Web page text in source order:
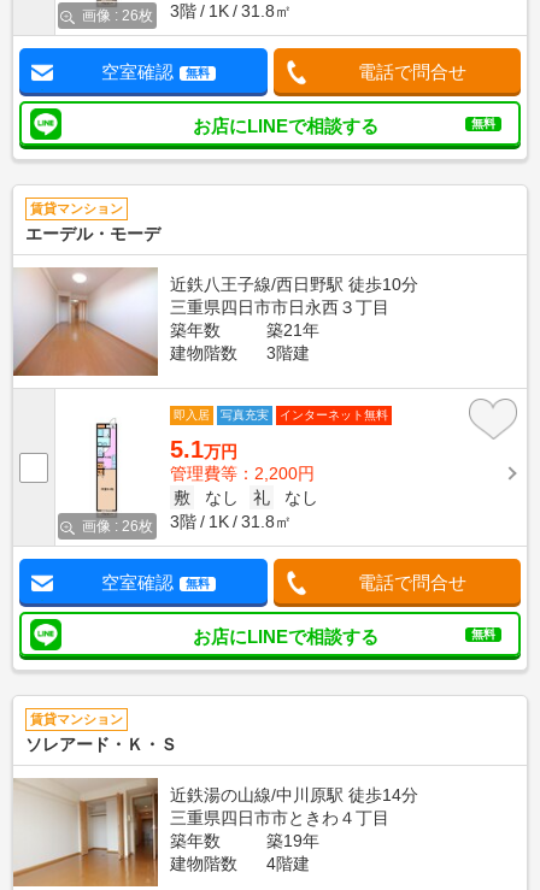
画像 : 26枚
3階
1K 31.8㎡
空室確認 無料 電話で問合せ
お店にLINEで相談する 無料
賃貸マンション
エーデル・モーデ
近鉄八王子線/西日野駅 徒歩10分
三重県四日市市日永西３丁目
築年数
築21年
建物階数
3階建
画像 : 26枚
即入居 写真充実 インターネット無料
5.1万円
管理費等：2,200円
敷
なし 礼
なし
3階
1K 31.8㎡
空室確認 無料 電話で問合せ
お店にLINEで相談する 無料
賃貸マンション
ソレアード・Ｋ・Ｓ
近鉄湯の山線/中川原駅 徒歩14分
三重県四日市市ときわ４丁目
築年数
築19年
建物階数
4階建